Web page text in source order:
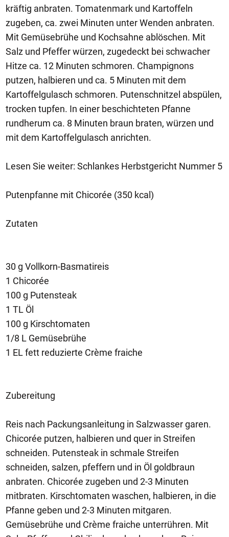
kräftig anbraten. Tomatenmark und Kartoffeln
zugeben, ca. zwei Minuten unter Wenden anbraten.
Mit Gemüsebrühe und Kochsahne ablöschen. Mit
Salz und Pfeffer würzen, zugedeckt bei schwacher
Hitze ca. 12 Minuten schmoren. Champignons
putzen, halbieren und ca. 5 Minuten mit dem
Kartoffelgulasch schmoren. Putenschnitzel abspülen,
trocken tupfen. In einer beschichteten Pfanne
rundherum ca. 8 Minuten braun braten, würzen und
mit dem Kartoffelgulasch anrichten.
Lesen Sie weiter: Schlankes Herbstgericht Nummer 5
Putenpfanne mit Chicorée (350 kcal)
Zutaten
30 g Vollkorn-Basmatireis
1 Chicorée
100 g Putensteak
1 TL Öl
100 g Kirschtomaten
1/8 L Gemüsebrühe
1 EL fett reduzierte Crème fraiche
Zubereitung
Reis nach Packungsanleitung in Salzwasser garen.
Chicorée putzen, halbieren und quer in Streifen
schneiden. Putensteak in schmale Streifen
schneiden, salzen, pfeffern und in Öl goldbraun
anbraten. Chicorée zugeben und 2-3 Minuten
mitbraten. Kirschtomaten waschen, halbieren, in die
Pfanne geben und 2-3 Minuten mitgaren.
Gemüsebrühe und Crème fraiche unterrühren. Mit